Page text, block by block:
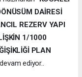
DAİRESİ
REZERV YAPI
1/1000
PLAN
ediyor..